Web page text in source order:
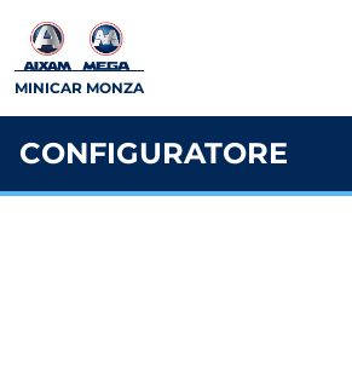
MINICAR MONZA
CONFIGURATORE